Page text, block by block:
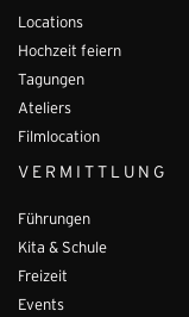
Locations
Hochzeit feiern
Tagungen
Ateliers
Filmlocation
VERMITTLUNG
Führungen
Kita & Schule
Freizeit
Events